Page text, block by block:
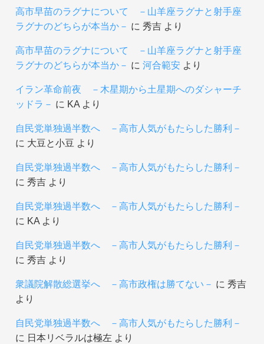
高市早苗のラグナについて －山羊座ラグナと射手座
ラグナのどちらが本当か－ に 秀吉より
高市早苗のラグナについて －山羊座ラグナと射手座
ラグナのどちらが本当か－ に 河合範安より
イラン革命前夜 －木星期から土星期へのダシャーチ
ッドラ－ に KAより
自民党単独過半数へ －高市人気がもたらした勝利－
に 大豆と小豆 より
自民党単独過半数へ －高市人気がもたらした勝利－
に 秀吉より
自民党単独過半数へ －高市人気がもたらした勝利－
に KAより
自民党単独過半数へ －高市人気がもたらした勝利－
に 秀吉より
衆議院解散総選挙へ －高市政権は勝てない－ に 秀吉
より
自民党単独過半数へ －高市人気がもたらした勝利－
に 日本リベラルは極左 より